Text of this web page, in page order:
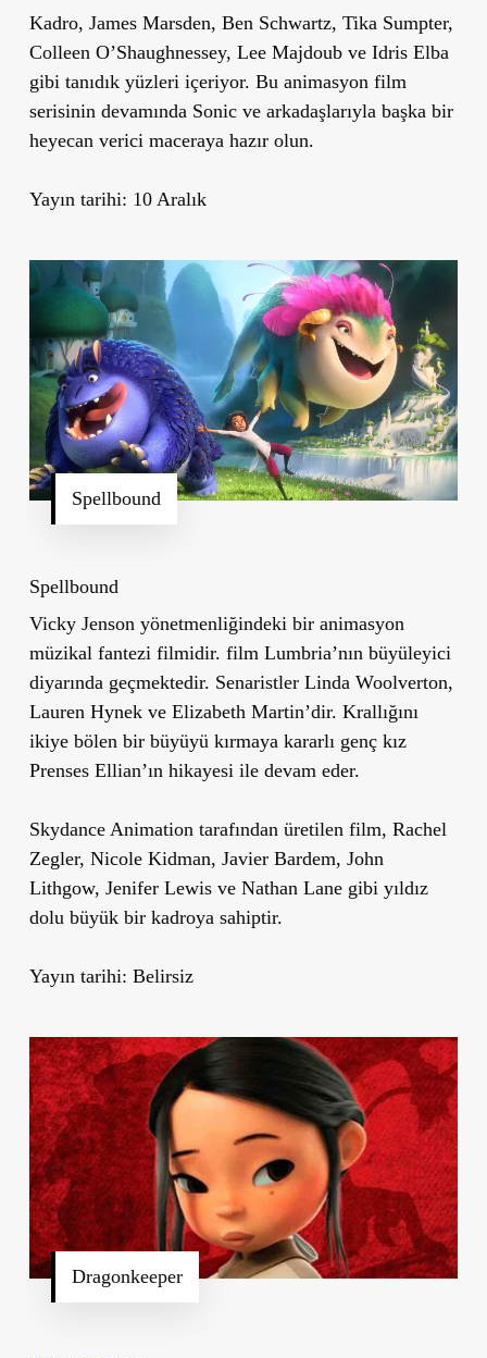
Kadro, James Marsden, Ben Schwartz, Tika Sumpter,
Colleen O’Shaughnessey, Lee Majdoub ve Idris Elba
gibi tanıdık yüzleri içeriyor. Bu animasyon film
serisinin devamında Sonic ve arkadaşlarıyla başka bir
heyecan verici maceraya hazır olun.
Yayın tarihi: 10 Aralık
Spellbound
Spellbound
Vicky Jenson yönetmenliğindeki bir animasyon
müzikal fantezi filmidir. film Lumbria’nın büyüleyici
diyarında geçmektedir. Senaristler Linda Woolverton,
Lauren Hynek ve Elizabeth Martin’dir. Krallığını
ikiye bölen bir büyüyü kırmaya kararlı genç kız
Prenses Ellian’ın hikayesi ile devam eder.
Skydance Animation tarafından üretilen film, Rachel
Zegler, Nicole Kidman, Javier Bardem, John
Lithgow, Jenifer Lewis ve Nathan Lane gibi yıldız
dolu büyük bir kadroya sahiptir.
Yayın tarihi: Belirsiz
Dragonkeeper